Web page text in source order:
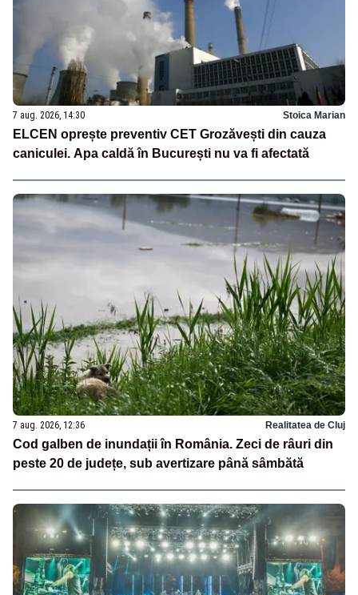
7 aug. 2026, 14:30 Stoica Marian
ELCEN oprește preventiv CET Grozăvești din cauza
caniculei. Apa caldă în București nu va fi afectată
7 aug. 2026, 12:36 Realitatea de Cluj
Cod galben de inundații în România. Zeci de râuri din
peste 20 de județe, sub avertizare până sâmbătă